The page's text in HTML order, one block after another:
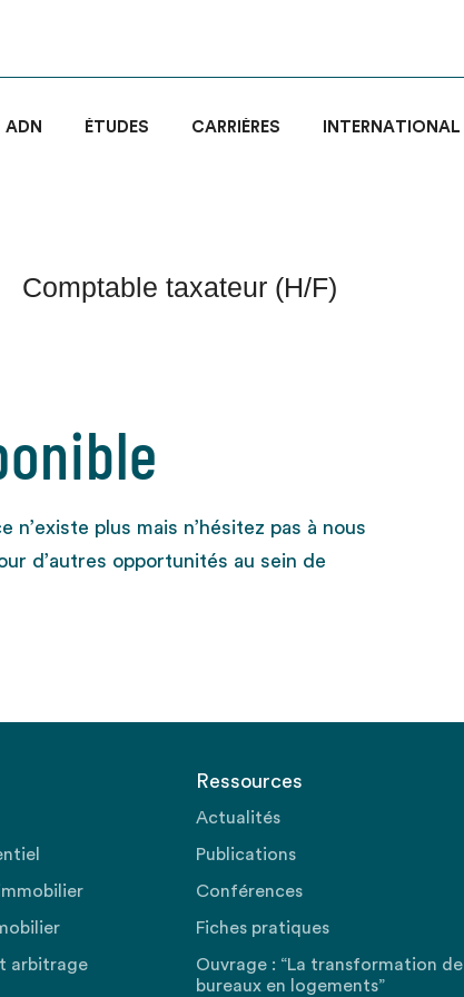
ADN ÉTUDES CARRIÈRES INTERNATIONAL
Comptable taxateur (H/F)
plus mais n’hésitez pas à nous
d’autres opportunités au sein de
arbitrage
Ressources
Actualités
Publications
Conférences
Fiches pratiques
Ouvrage : “La transformation de
bureaux en logements”